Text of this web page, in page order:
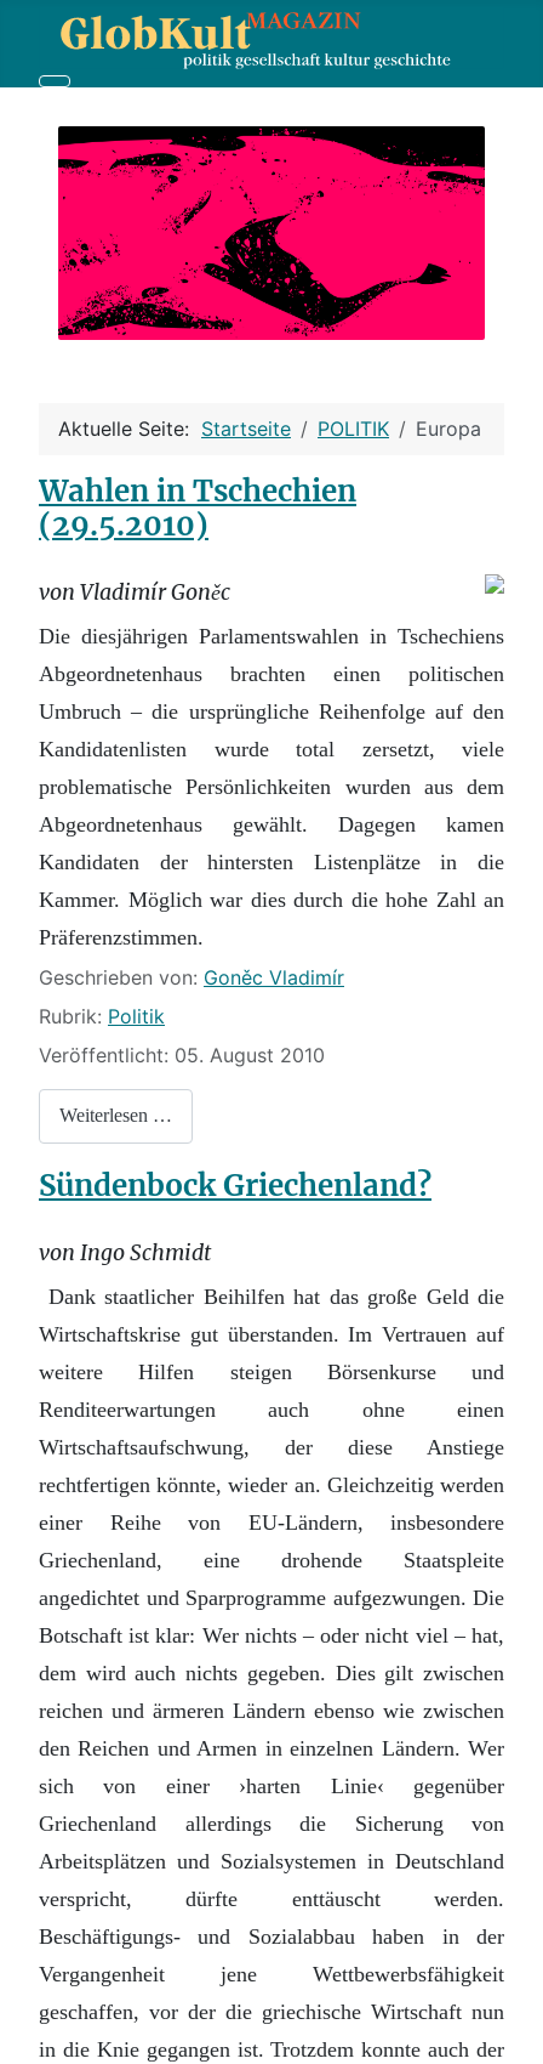
Aktuelle Seite: Startseite POLITIK Europa
Wahlen in Tschechien
(29.5.2010)
von Vladimír Goněc
Die diesjährigen Parlamentswahlen in Tschechiens
Abgeordnetenhaus brachten einen politischen
Umbruch – die ursprüngliche Reihenfolge auf den
Kandidatenlisten wurde total zersetzt, viele
problematische Persönlichkeiten wurden aus dem
Abgeordnetenhaus gewählt. Dagegen kamen
Kandidaten der hintersten Listenplätze in die
Kammer. Möglich war dies durch die hohe Zahl an
Präferenzstimmen.
Details
Geschrieben von: Goněc Vladimír
Rubrik: Politik
Veröffentlicht: 05. August 2010
Weiterlesen …
Sündenbock Griechenland?
von Ingo Schmidt
Dank staatlicher Beihilfen hat das große Geld die
Wirtschaftskrise gut überstanden. Im Vertrauen auf
weitere Hilfen steigen Börsenkurse und
Renditeerwartungen auch ohne einen
Wirtschaftsaufschwung, der diese Anstiege
rechtfertigen könnte, wieder an. Gleichzeitig werden
einer Reihe von EU-Ländern, insbesondere
Griechenland, eine drohende Staatspleite
angedichtet und Sparprogramme aufgezwungen. Die
Botschaft ist klar: Wer nichts – oder nicht viel – hat,
dem wird auch nichts gegeben. Dies gilt zwischen
reichen und ärmeren Ländern ebenso wie zwischen
den Reichen und Armen in einzelnen Ländern. Wer
sich von einer ›harten Linie‹ gegenüber
Griechenland allerdings die Sicherung von
Arbeitsplätzen und Sozialsystemen in Deutschland
verspricht, dürfte enttäuscht werden.
Beschäftigungs- und Sozialabbau haben in der
Vergangenheit jene Wettbewerbsfähigkeit
geschaffen, vor der die griechische Wirtschaft nun
in die Knie gegangen ist. Trotzdem konnte auch der